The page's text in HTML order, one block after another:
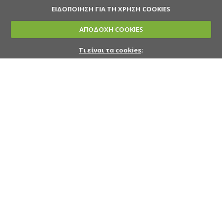
ΕΙΔΟΠΟΙΗΣΗ ΓΙΑ ΤΗ ΧΡΗΣΗ COOKIES
ΑΠΟΔΟΧΗ COOKIES
Τι είναι τα cookies;